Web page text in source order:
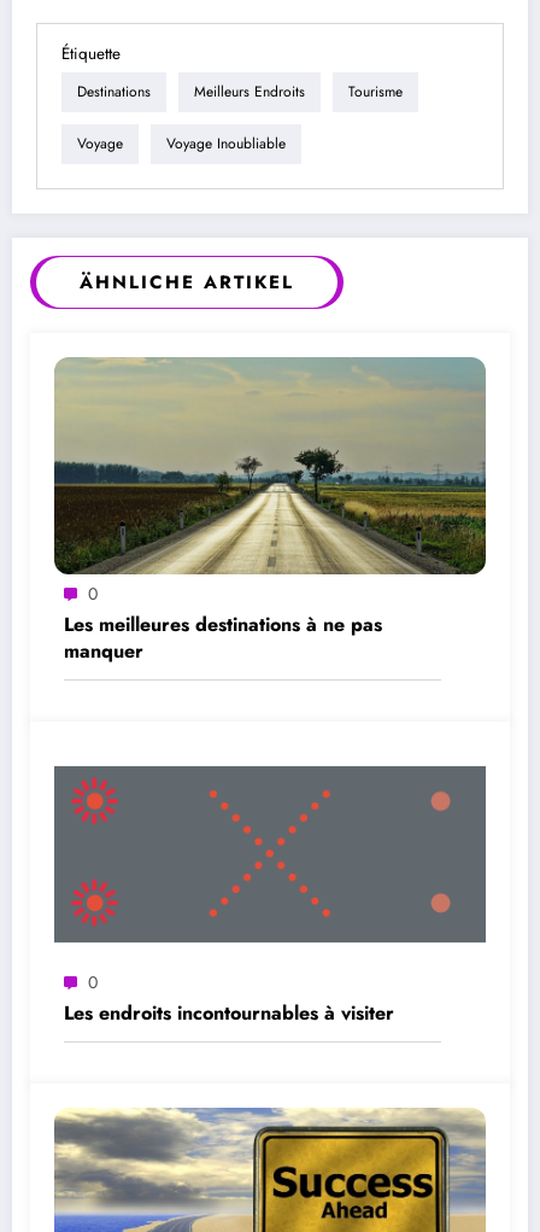
Étiquette
Destinations Meilleurs Endroits Tourisme
Voyage Voyage Inoubliable
ÄHNLICHE ARTIKEL
0
Les meilleures destinations à ne pas
manquer
0
Les endroits incontournables à visiter